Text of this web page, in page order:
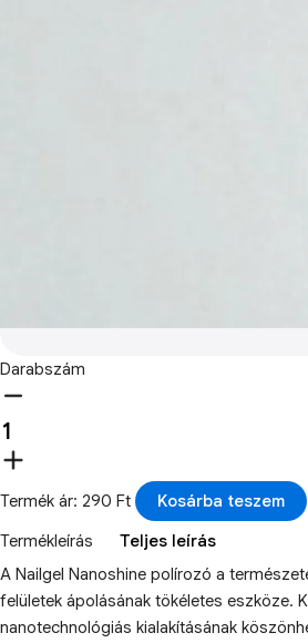
Darabszám
Termék ár: 290 Ft
Kosárba teszem
Termékleírás
Teljes leírás
A Nailgel Nanoshine polírozó a
felületek ápolásának tökéletes eszköze.
nanotechnológiás kialakításának